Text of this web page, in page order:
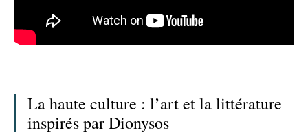
La haute culture : l’art et la littérature
inspirés par Dionysos